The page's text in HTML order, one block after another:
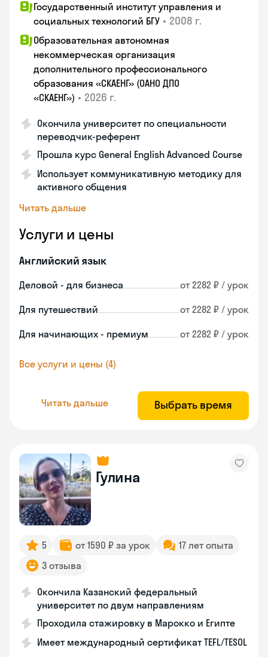
Государственный институт управления и
социальных технологий БГУ • 2008 г.
Образовательная автономная
некоммерческая организация
дополнительного профессионального
образования «СКАЕНГ» (ОАНО ДПО
«СКАЕНГ») • 2026 г.
Окончила университет по специальности
переводчик-референт
Прошла курс General English Advanced Course
Использует коммуникативную методику для
активного общения
Читать дальше
Услуги и цены
Английский язык
Деловой - для бизнеса от 2282 ₽ / урок
Для путешествий от 2282 ₽ / урок
Для начинающих - премиум от 2282 ₽ / урок
Все услуги и цены (4)
Читать дальше Выбрать время
Гулина
5 от 1590 ₽ за урок
17 лет опыта
3 отзыва
Окончила Казанский федеральный
университет по двум направлениям
Проходила стажировку в Марокко и Египте
Имеет международный сертификат TEFL/TESOL